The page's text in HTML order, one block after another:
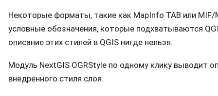
Некоторые форматы, такие как MapInfo TAB или
условные обозначения, которые подхватываются
описание этих стилей в QGIS нигде нельзя.
Модуль NextGIS OGRStyle по одному клику выводит
внедрённого стиля слоя.